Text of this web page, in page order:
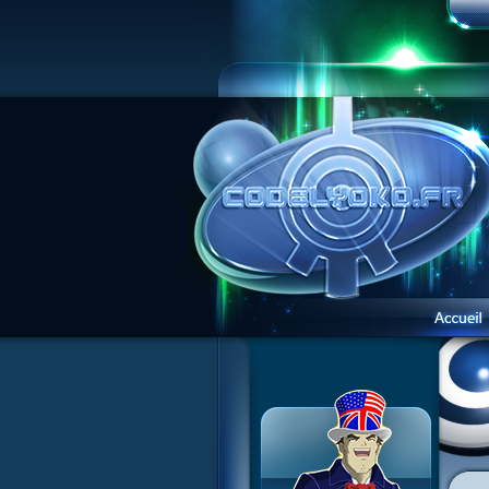
Visite guidée
Inscription
Contact
Concours